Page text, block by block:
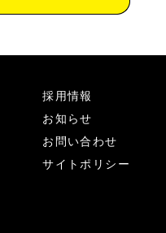
採用情報
お知らせ
お問い合わせ
サイトポリシー